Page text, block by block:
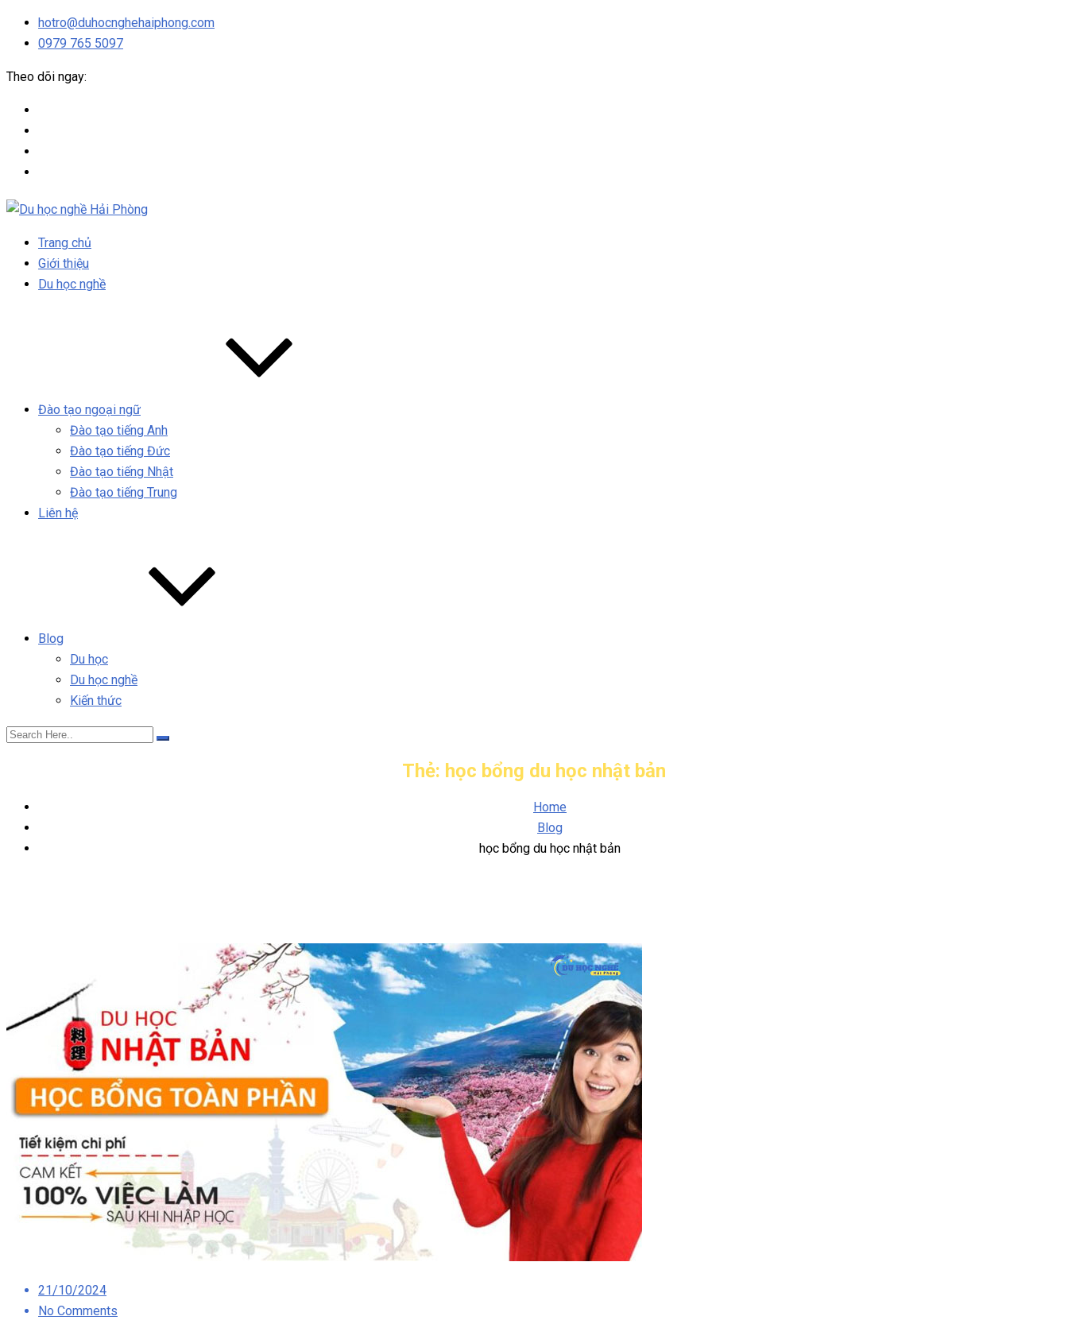
hotro@duhocnghehaiphong.com
0979 765 5097
Theo dõi ngay:
Trang chủ
Giới thiệu
Du học nghề
Đào tạo ngoại ngữ
Đào tạo tiếng Anh
Đào tạo tiếng Đức
Đào tạo tiếng Nhật
Đào tạo tiếng Trung
Liên hệ
Blog
Du học
Du học nghề
Kiến thức
Thẻ: học bổng du học nhật bản
Home
Blog
học bổng du học nhật bản
Posted
on
21/10/2024
No Comments